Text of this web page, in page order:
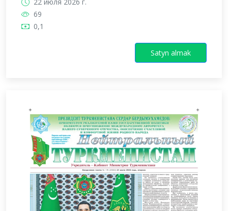
69
0,1
Satyn almak